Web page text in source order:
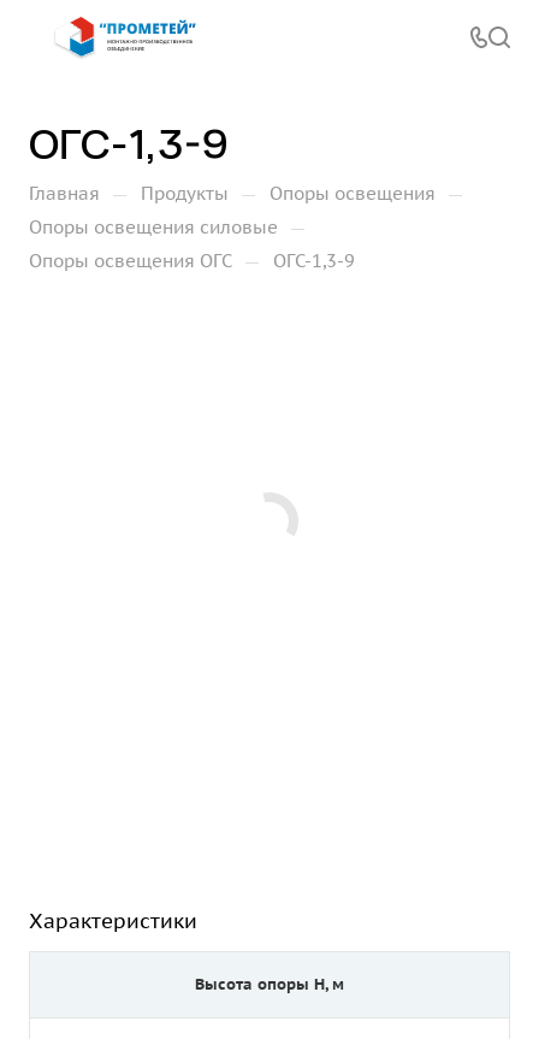
ОГС-1,3-9
Главная — Продукты — Опоры освещения —
Опоры освещения силовые —
Опоры освещения ОГС — ОГС-1,3-9
Характеристики
Высота опоры Н, м